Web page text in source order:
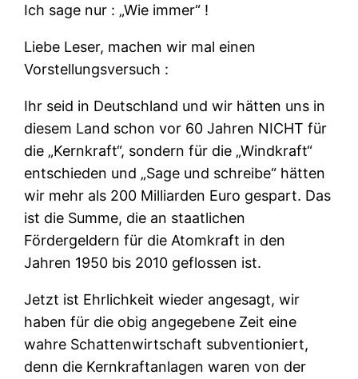
Ich sage nur : „Wie immer“ !
Liebe Leser, machen wir mal einen
Vorstellungsversuch :
Ihr seid in Deutschland und wir hätten uns in
diesem Land schon vor 60 Jahren NICHT für
die „Kernkraft“, sondern für die „Windkraft“
entschieden und „Sage und schreibe“ hätten
wir mehr als 200 Milliarden Euro gespart. Das
ist die Summe, die an staatlichen
Fördergeldern für die Atomkraft in den
Jahren 1950 bis 2010 geflossen ist.
Jetzt ist Ehrlichkeit wieder angesagt, wir
haben für die obig angegebene Zeit eine
wahre Schattenwirtschaft subventioniert,
denn die Kernkraftanlagen waren von der